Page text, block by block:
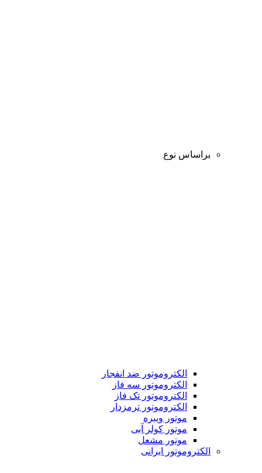
براساس نوع
الکتروموتور ضد انفجار
الکتروموتور سه فاز
الکتروموتور تک فاز
الکتروموتور ترمزدار
موتور ویبره
موتور کولر آبی
موتور مشعل
الکتروموتور ایرانی